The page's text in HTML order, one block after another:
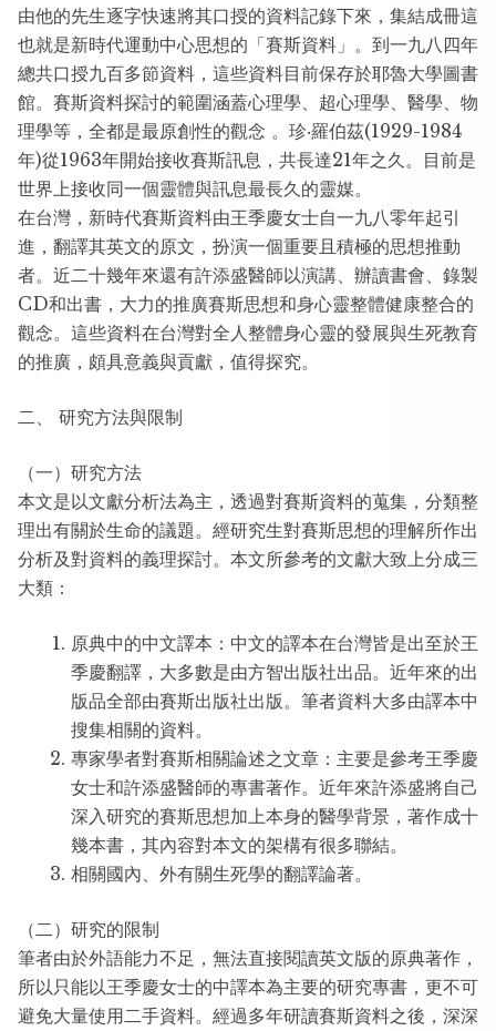
由他的先生逐字快速將其口授的資料記錄下來，集結成冊這
也就是新時代運動中心思想的「賽斯資料」。到一九八四年
總共口授九百多節資料，這些資料目前保存於耶魯大學圖書
館。賽斯資料探討的範圍涵蓋心理學、超心理學、醫學、物
理學等，全都是最原創性的觀念 。珍‧羅伯茲(1929-1984
年)從1963年開始接收賽斯訊息，共長達21年之久。目前是
世界上接收同一個靈體與訊息最長久的靈媒。
在台灣，新時代賽斯資料由王季慶女士自一九八零年起引
進，翻譯其英文的原文，扮演一個重要且積極的思想推動
者。近二十幾年來還有許添盛醫師以演講、辦讀書會、錄製
CD和出書，大力的推廣賽斯思想和身心靈整體健康整合的
觀念。這些資料在台灣對全人整體身心靈的發展與生死教育
的推廣，頗具意義與貢獻，值得探究。
二、 研究方法與限制
（一）研究方法
本文是以文獻分析法為主，透過對賽斯資料的蒐集，分類整
理出有關於生命的議題。經研究生對賽斯思想的理解所作出
分析及對資料的義理探討。本文所參考的文獻大致上分成三
大類：
原典中的中文譯本：中文的譯本在台灣皆是出至於王
季慶翻譯，大多數是由方智出版社出品。近年來的出
版品全部由賽斯出版社出版。筆者資料大多由譯本中
搜集相關的資料。
專家學者對賽斯相關論述之文章：主要是參考王季慶
女士和許添盛醫師的專書著作。近年來許添盛將自己
深入研究的賽斯思想加上本身的醫學背景，著作成十
幾本書，其內容對本文的架構有很多聯結。
相關國內、外有關生死學的翻譯論著。
（二）研究的限制
筆者由於外語能力不足，無法直接閱讀英文版的原典著作，
所以只能以王季慶女士的中譯本為主要的研究專書，更不可
避免大量使用二手資料。經過多年研讀賽斯資料之後，深深